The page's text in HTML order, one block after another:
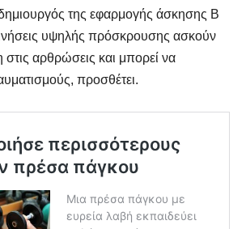
της εφαρμογής άσκησης B
υψηλής πρόσκρουσης ασκούν
στις αρθρώσεις και μπορεί να
προσθέτει.